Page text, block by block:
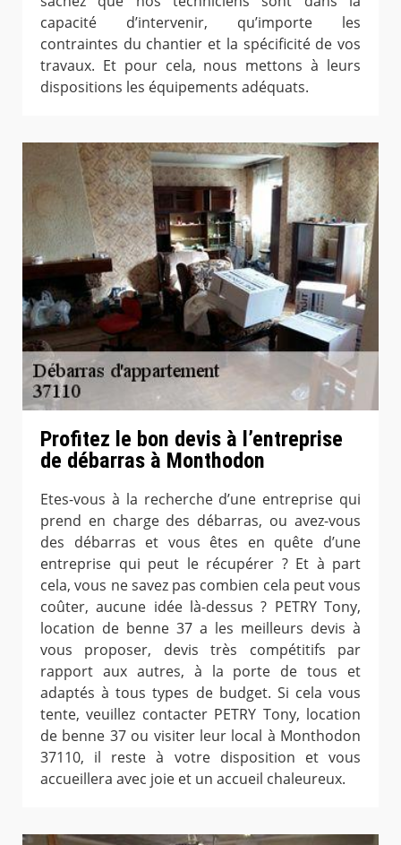
capacité d’intervenir, qu’importe les
contraintes du chantier et la spécificité de vos
travaux. Et pour cela, nous mettons à leurs
dispositions les équipements adéquats.
Profitez le bon devis à l’entreprise
de débarras à Monthodon
Etes-vous à la recherche d’une entreprise qui
prend en charge des débarras, ou avez-vous
des débarras et vous êtes en quête d’une
entreprise qui peut le récupérer ? Et à part
cela, vous ne savez pas combien cela peut vous
coûter, aucune idée là-dessus ? PETRY Tony,
location de benne 37 a les meilleurs devis à
vous proposer, devis très compétitifs par
rapport aux autres, à la porte de tous et
adaptés à tous types de budget. Si cela vous
tente, veuillez contacter PETRY Tony, location
de benne 37 ou visiter leur local à Monthodon
37110, il reste à votre disposition et vous
accueillera avec joie et un accueil chaleureux.